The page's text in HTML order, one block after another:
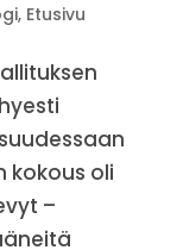
, Etusivu
kokous oli
–